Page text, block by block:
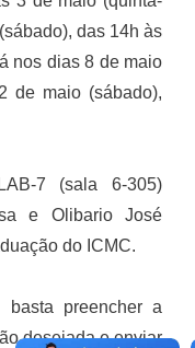
das 14h às
nos dias 8 de maio
de maio (sábado),
7 (sala 6-305)
e Olibario José
do ICMC.
basta preencher a
desejada e enviar